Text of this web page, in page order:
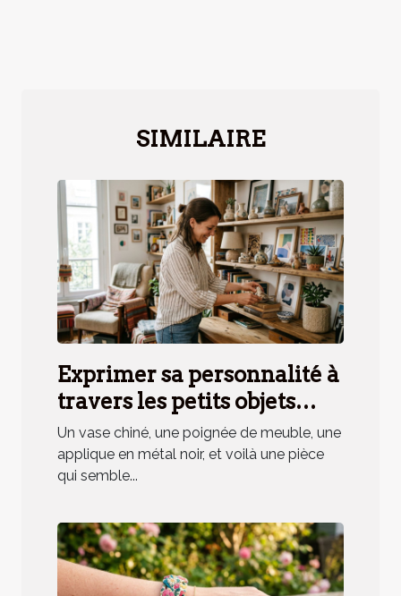
SIMILAIRE
Exprimer sa personnalité à
travers les petits objets
déco, mythe ou réalité ?
Un vase chiné, une poignée de meuble, une
applique en métal noir, et voilà une pièce
qui semble...